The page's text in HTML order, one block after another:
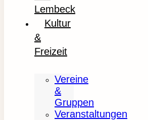
Lembeck
Kultur
&
Freizeit
Vereine
&
Gruppen
Veranstaltungen